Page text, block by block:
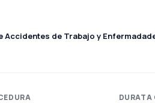
de Trabajo y